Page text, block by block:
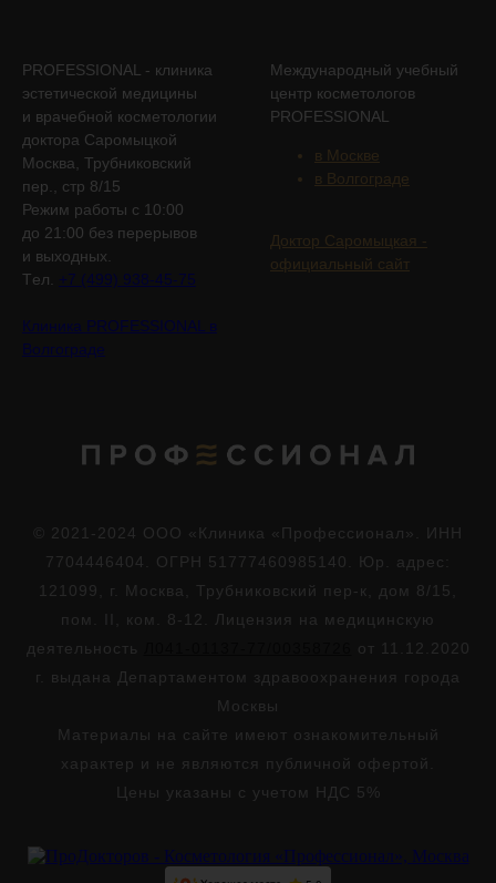
PROFESSIONAL - клиника
эстетической медицины
и врачебной косметологии
доктора Саромыцкой
Москва, Трубниковский
пер., стр 8/15
Режим работы с 10:00
до 21:00 без перерывов
и выходных.
Tел. +7 (499) 938-45-75
Клиника PROFESSIONAL в
Волгограде
Международный учебный
центр косметологов
PROFESSIONAL
в Москве
в Волгограде
Доктор Саромыцкая -
официальный сайт
© 2021-2024 ООО «Клиника «Профессионал». ИНН
7704446404. ОГРН 51777460985140. Юр. адрес:
121099, г. Москва, Трубниковский пер-к, дом 8/15,
пом. II, ком. 8-12. Лицензия на медицинскую
деятельность
от 11.12.2020
г. выдана Департаментом здравоохранения города
Москвы
Материалы на сайте имеют ознакомительный
характер и не являются публичной офертой.
Цены указаны с учетом НДС 5%